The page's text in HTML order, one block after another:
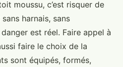
moussu, c’est risquer de
harnais, sans
est réel. Faire appel à
faire le choix de la
sont équipés, formés,